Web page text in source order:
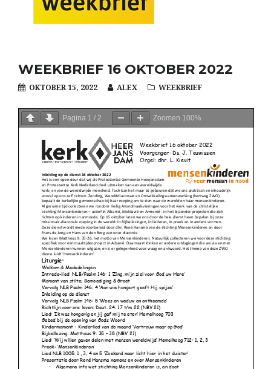
WEEKBRIEF 16 OKTOBER 2022
OKTOBER 15, 2022 ALEX WEEKBRIEF
Pagina 1 / 2 Zoomen 100%